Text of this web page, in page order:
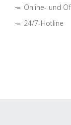
Online- und
24/7-Hotline